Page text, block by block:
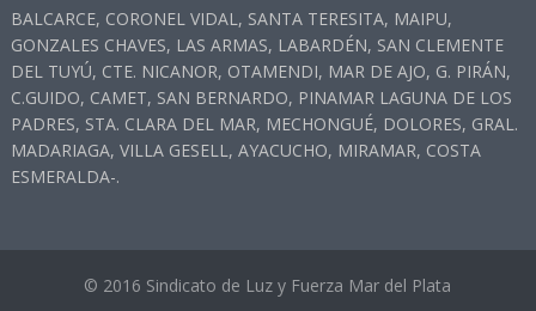
BALCARCE, CORONEL VIDAL, SANTA TERESITA, MAIPU,
GONZALES CHAVES, LAS ARMAS, LABARDÉN, SAN CLEMENTE
DEL TUYÚ, CTE. NICANOR, OTAMENDI, MAR DE AJO, G. PIRÁN,
C.GUIDO, CAMET, SAN BERNARDO, PINAMAR LAGUNA DE LOS
PADRES, STA. CLARA DEL MAR, MECHONGUÉ, DOLORES, GRAL.
MADARIAGA, VILLA GESELL, AYACUCHO, MIRAMAR, COSTA
ESMERALDA-.
© 2016 Sindicato de Luz y Fuerza Mar del Plata